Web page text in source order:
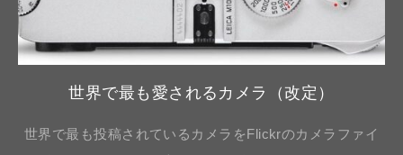
世界で最も愛されるカメラ（改定）
世界で最も投稿されているカメラをFlickrのカメラファイ